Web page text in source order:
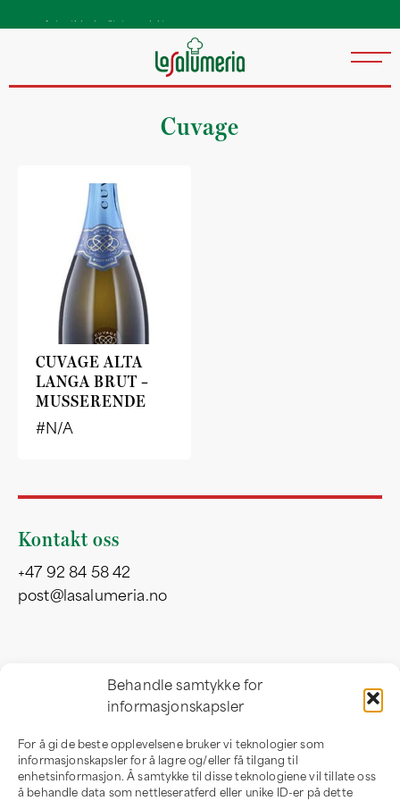
Behandle samtykke for
informasjonskapsler
For å gi de beste opplevelsene bruker vi teknologier som
informasjonskapsler for å lagre og/eller få tilgang til
enhetsinformasjon. Å samtykke til disse teknologiene vil tillate oss
å behandle data som nettleseratferd eller unike ID-er på dette
Cuvage
CUVAGE ALTA
LANGA BRUT –
MUSSERENDE
#N/A
Kontakt oss
+47 92 84 58 42
post@lasalumeria.no
Professor Birkelandsvei 32 b
1081 Oslo
Norge